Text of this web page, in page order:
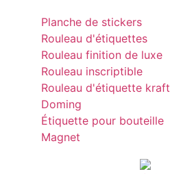
Planche de stickers
Rouleau d'étiquettes
Rouleau finition de luxe
Rouleau inscriptible
Rouleau d'étiquette kraft
Doming
Étiquette pour bouteille
Magnet